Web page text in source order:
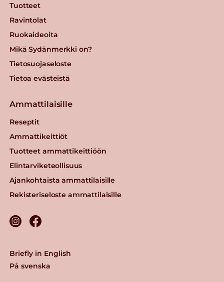
Tuotteet
Ravintolat
Ruokaideoita
Mikä Sydänmerkki on?
Tietosuojaseloste
Tietoa evästeistä
Ammattilaisille
Reseptit
Ammattikeittiöt
Tuotteet ammattikeittiöön
Elintarviketeollisuus
Ajankohtaista ammattilaisille
Rekisteriseloste ammattilaisille
Briefly in English
På svenska